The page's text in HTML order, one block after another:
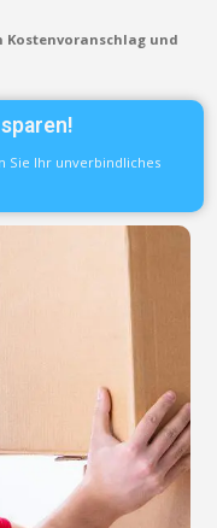
Kostenvoranschlag und
Sie Ihr unverbindliches